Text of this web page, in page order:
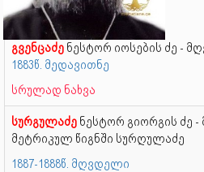
გვენცაძე ნესტორ იოსების ძე -
1883წ. მედავითნე
სრულად ნახვა
სურგულაძე ნესტორ გიორგის ძე
მეტრიკულ წიგნში სურღულაძე
1887-1888წ. მღვდელი